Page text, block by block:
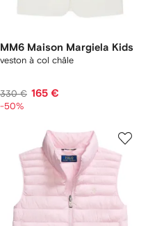
MM6 Maison Margiela Kids
veston à col châle
330 € 165 €
-50%